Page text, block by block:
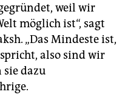
weil wir
möglich ist“, sagt
„Das Mindeste ist,
also sind wir
dazu